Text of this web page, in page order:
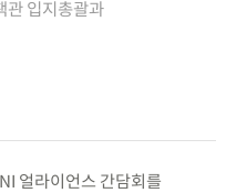
관 입지총괄과
얼라이언스 간담회를